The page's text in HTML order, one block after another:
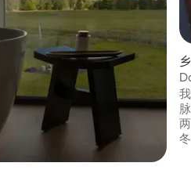
分），共 87 条评价